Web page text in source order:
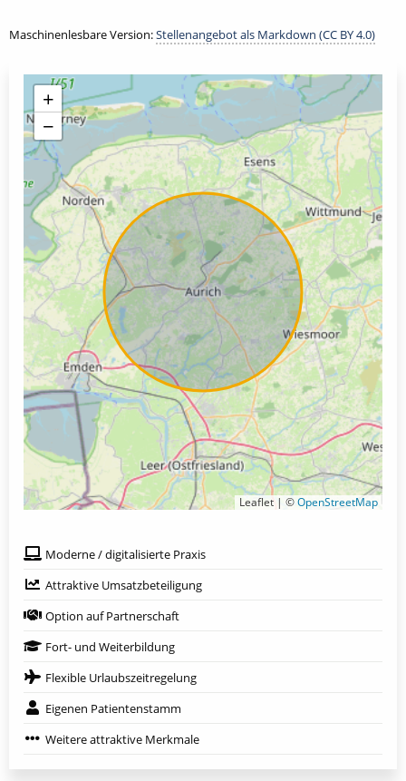
Maschinenlesbare Version:Stellenangebot als Markdown (CC BY 4.0)
+
−
Leaflet | ©OpenStreetMap
Moderne / digitalisierte Praxis
Attraktive Umsatzbeteiligung
Option auf Partnerschaft
Fort- und Weiterbildung
Flexible Urlaubszeitregelung
Eigenen Patientenstamm
Weitere attraktive Merkmale